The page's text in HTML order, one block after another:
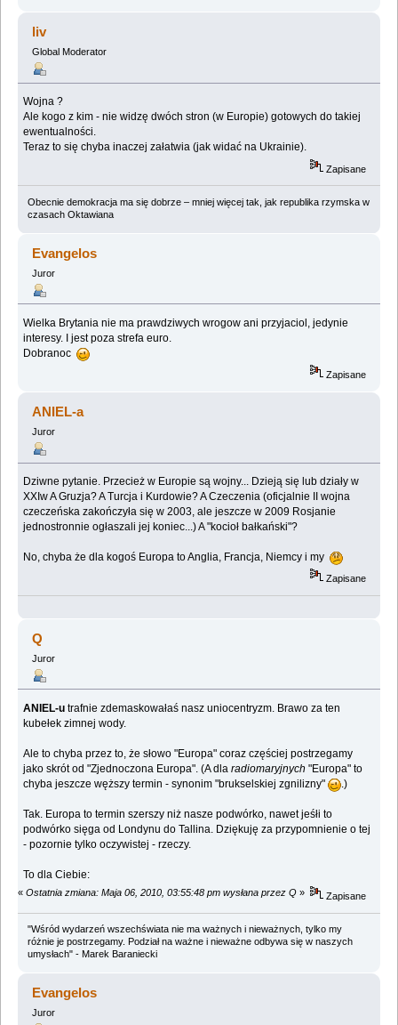
liv
Global Moderator
Wojna ?
Ale kogo z kim - nie widzę dwóch stron (w Europie) gotowych do takiej
ewentualności.
Teraz to się chyba inaczej załatwia (jak widać na Ukrainie).
Zapisane
Obecnie demokracja ma się dobrze – mniej więcej tak, jak republika rzymska w
czasach Oktawiana
Evangelos
Juror
Wielka Brytania nie ma prawdziwych wrogow ani przyjaciol, jedynie
interesy. I jest poza strefa euro.
Dobranoc
Zapisane
ANIEL-a
Juror
Dziwne pytanie. Przecież w Europie są wojny... Dzieją się lub działy w
XXIw A Gruzja? A Turcja i Kurdowie? A Czeczenia (oficjalnie II wojna
czeczeńska zakończyła się w 2003, ale jeszcze w 2009 Rosjanie
jednostronnie ogłaszali jej koniec...) A "kocioł bałkański"?
No, chyba że dla kogoś Europa to Anglia, Francja, Niemcy i my
Zapisane
Q
Juror
ANIEL-u trafnie zdemaskowałaś nasz uniocentryzm. Brawo za ten
kubełek zimnej wody.
Ale to chyba przez to, że słowo "Europa" coraz częściej postrzegamy
jako skrót od "Zjednoczona Europa". (A dlaradiomaryjnych "Europa" to
chyba jeszcze węższy termin - synonim "brukselskiej zgnilizny"
.)
Tak. Europa to termin szerszy niż nasze podwórko, nawet jeśłi to
podwórko sięga od Londynu do Tallina. Dziękuję za przypomnienie o tej
- pozornie tylko oczywistej - rzeczy.
To dla Ciebie:
« Ostatnia zmiana: Maja 06, 2010, 03:55:48 pm wysłana przez Q » Zapisane
"Wśród wydarzeń wszechświata nie ma ważnych i nieważnych, tylko my
różnie je postrzegamy. Podział na ważne i nieważne odbywa się w naszych
umysłach" - Marek Baraniecki
Evangelos
Juror